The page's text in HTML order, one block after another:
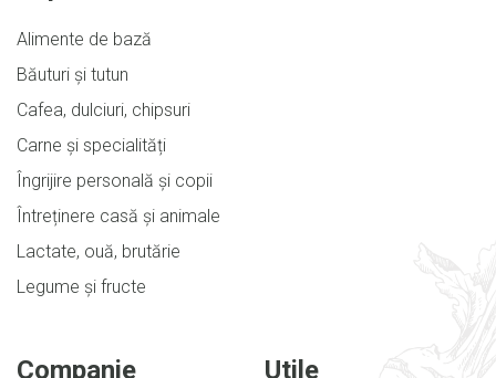
Alimente de bază
Băuturi și tutun
Cafea, dulciuri, chipsuri
Carne și specialități
Îngrijire personală și copii
Întreținere casă și animale
Lactate, ouă, brutărie
Legume și fructe
Companie Utile